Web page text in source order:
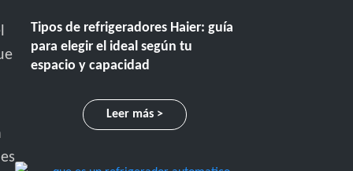
Tipos de refrigeradores Haier: guía
para elegir el ideal según tu
espacio y capacidad
Leer más >